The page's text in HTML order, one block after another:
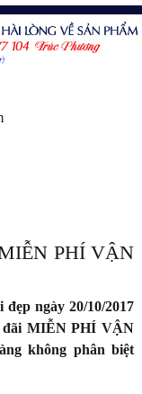
PHÍ VẬN
ngày 20/10/2017
đãi MIỄN PHÍ VẬN
không phân biệt